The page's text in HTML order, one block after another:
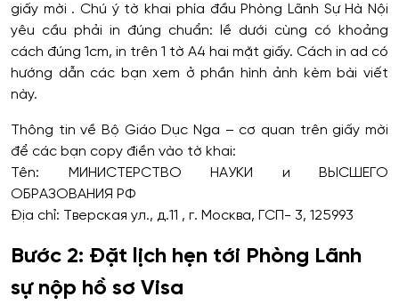
giấy mời . Chú ý tờ khai phía đầu Phòng Lãnh Sự Hà Nội
yêu cầu phải in đúng chuẩn: lề dưới cùng có khoảng
cách đúng 1cm, in trên 1 tờ A4 hai mặt giấy. Cách in ad có
hướng dẫn các bạn xem ở phần hình ảnh kèm bài viết
này.
Thông tin về Bộ Giáo Dục Nga – cơ quan trên giấy mời
để các bạn copy điền vào tờ khai:
Tên: МИНИСТЕРСТВО НАУКИ и ВЫСШЕГО
ОБРАЗОВАНИЯ РФ
Địa chỉ: Тверская ул., д.11 , г. Москва, ГСП- 3, 125993
Bước 2: Đặt lịch hẹn tới Phòng Lãnh
sự nộp hồ sơ Visa